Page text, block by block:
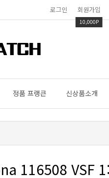
로그인 회원가입
10,000P
정품 프랭큰 신상품소개